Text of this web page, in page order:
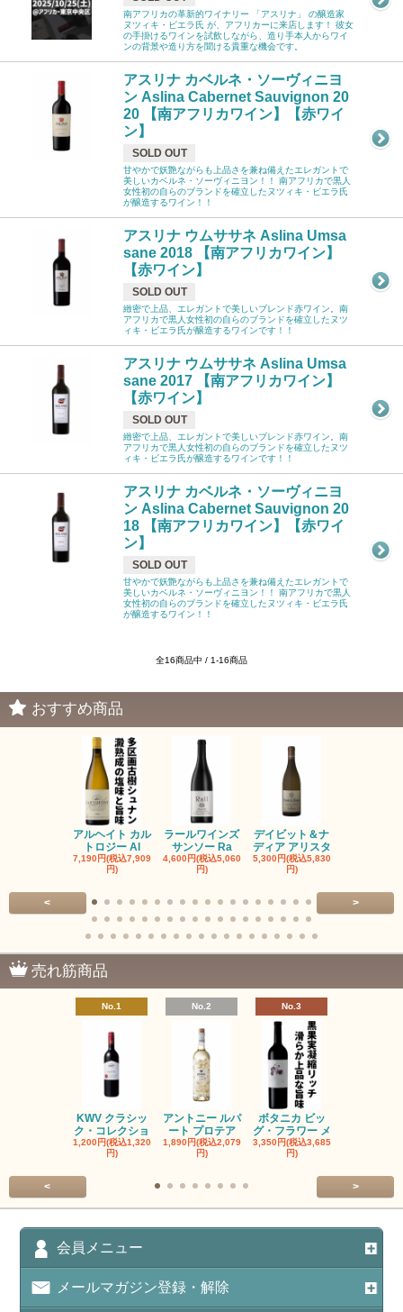
南アフリカの革新的ワイナリー 「アスリナ」 の醸造家
ヌツィキ・ビエラ氏 が、アフリカーに来店します！ 彼女
の手掛けるワインを試飲しながら、造り手本人からワイ
ンの背景や造り方を聞ける貴重な機会です。
アスリナ カベルネ・ソーヴィニヨ
ン Aslina Cabernet Sauvignon 20
20 【南アフリカワイン】【赤ワイ
ン】
SOLD OUT
甘やかで妖艶ながらも上品さを兼ね備えたエレガントで
美しいカベルネ・ソーヴィニヨン！！ 南アフリカで黒人
女性初の自らのブランドを確立したヌツィキ・ビエラ氏
が醸造するワイン！！
アスリナ ウムササネ Aslina Umsa
sane 2018 【南アフリカワイン】
【赤ワイン】
SOLD OUT
緻密で上品、エレガントで美しいブレンド赤ワイン。南
アフリカで黒人女性初の自らのブランドを確立したヌツ
ィキ・ビエラ氏が醸造するワインです！！
アスリナ ウムササネ Aslina Umsa
sane 2017 【南アフリカワイン】
【赤ワイン】
SOLD OUT
緻密で上品、エレガントで美しいブレンド赤ワイン。南
アフリカで黒人女性初の自らのブランドを確立したヌツ
ィキ・ビエラ氏が醸造するワインです！！
アスリナ カベルネ・ソーヴィニヨ
ン Aslina Cabernet Sauvignon 20
18 【南アフリカワイン】【赤ワイ
ン】
SOLD OUT
甘やかで妖艶ながらも上品さを兼ね備えたエレガントで
美しいカベルネ・ソーヴィニヨン！！ 南アフリカで黒人
女性初の自らのブランドを確立したヌツィキ・ビエラ氏
が醸造するワイン！！
全16商品中 / 1-16商品
おすすめ商品
アルヘイト カル
トロジー Al
7,190円(税込7,909
円)
ラールワインズ
サンソー Ra
4,600円(税込5,060
円)
デイビット＆ナ
ディア アリスタ
5,300円(税込5,830
円)
< >
売れ筋商品
No.1
KWV クラシッ
ク・コレクショ
1,200円(税込1,320
円)
No.2
アントニー ルパ
ート プロテア
1,890円(税込2,079
円)
No.3
ボタニカ ビッ
グ・フラワー メ
3,350円(税込3,685
円)
< >
会員メニュー
メールマガジン登録・解除